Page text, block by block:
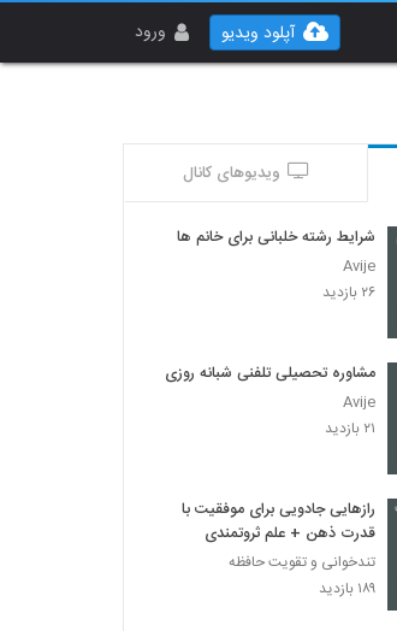
ورود آپلود ویدیو
ویدیوهای کانال
شرایط رشته خلبانی برای خانم ها
Avije
۲۶ بازدید
مشاوره تحصیلی تلفنی شبانه روزی
Avije
۲۱ بازدید
رازهایی جادویی برای موفقیت با
قدرت ذهن + علم ثروتمندی
تندخوانی و تقویت حافظه
۱۸۹ بازدید